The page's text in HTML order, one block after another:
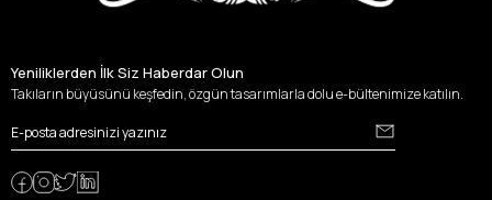
Yeniliklerden İlk Siz Haberdar Olun
Takıların büyüsünü keşfedin, özgün tasarımlarla dolu e-bültenimize katılın.